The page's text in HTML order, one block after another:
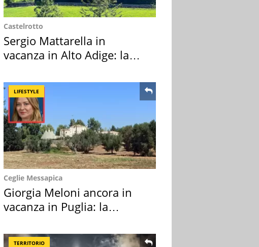
Castelrotto
Sergio Mattarella in
vacanza in Alto Adige: la
LIFESTYLE
Ceglie Messapica
Giorgia Meloni ancora in
vacanza in Puglia: la
TERRITORIO